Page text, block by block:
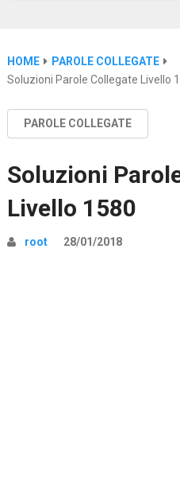
HOME
PAROLE COLLEGATE
Soluzioni Parole Collegate Livello
PAROLE COLLEGATE
Soluzioni
Livello 1580
root 28/01/2018